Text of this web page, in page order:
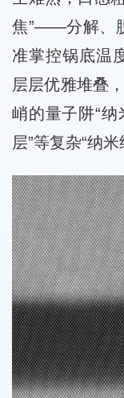
焦”——分解、
准掌控锅底温
层层优雅堆叠
峭的量子阱“纳
层”等复杂“纳米